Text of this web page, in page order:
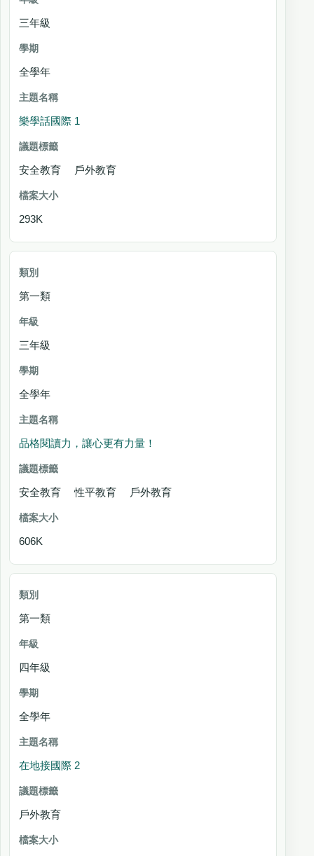
三年級
全學年
樂學話國際 1
安全教育 戶外教育
293K
第一類
三年級
全學年
品格閱讀力，讓心更有力量！
安全教育 性平教育 戶外教育
606K
第一類
四年級
全學年
在地接國際 2
戶外教育